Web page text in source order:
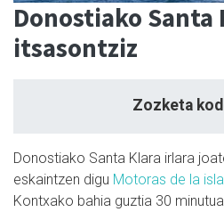
Donostiako Santa
itsasontziz
Zozketa
Donostiako Santa Klara irlara
eskaintzen digu Motoras de la isla
Kontxako bahia guztia 30